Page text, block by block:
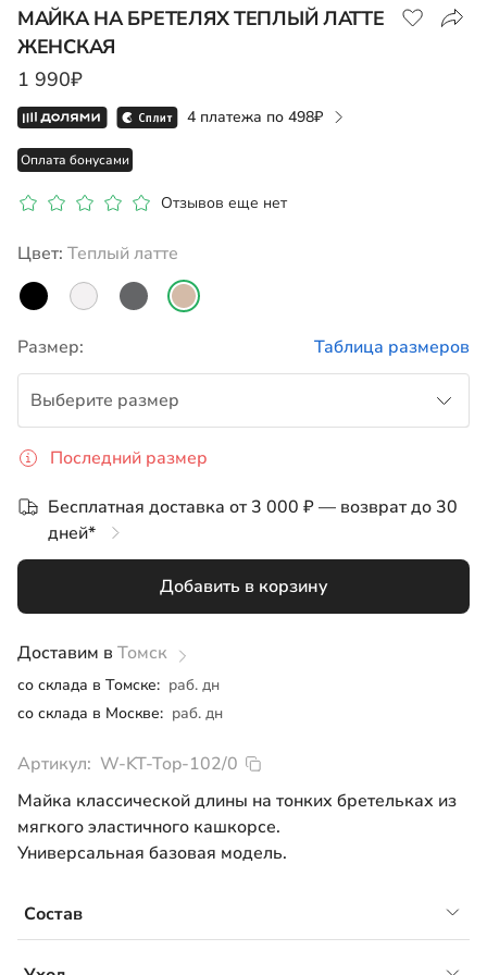
МАЙКА НА БРЕТЕЛЯХ ТЕПЛЫЙ ЛАТТЕ
ЖЕНСКАЯ
1 990₽
4 платежа по 498
Оплата бонусами
Отзывов еще нет
Цвет: теплый латте
Размер: Таблица размеров
Выберите размер
S
M
Последний размер
Бесплатная доставка от 3 000 ₽ — возврат до 30
дней*
Добавить в корзину
Доставим в Томск
со склада в Томске: раб. дн
со склада в Москве: раб. дн
Артикул: W-KT-Top-102/0
Майка классической длины на тонких бретельках из
мягкого эластичного кашкорсе.
Универсальная базовая модель.
Состав
кашкорсе, 95% хлопок, 5% лайкра